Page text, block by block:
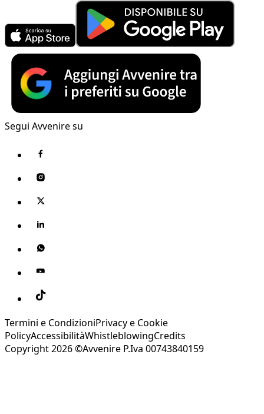
Segui Avvenire su
Termini e CondizioniPrivacy e Cookie
PolicyAccessibilitàWhistleblowingCredits
Copyright 2026 ©Avvenire P.Iva 00743840159